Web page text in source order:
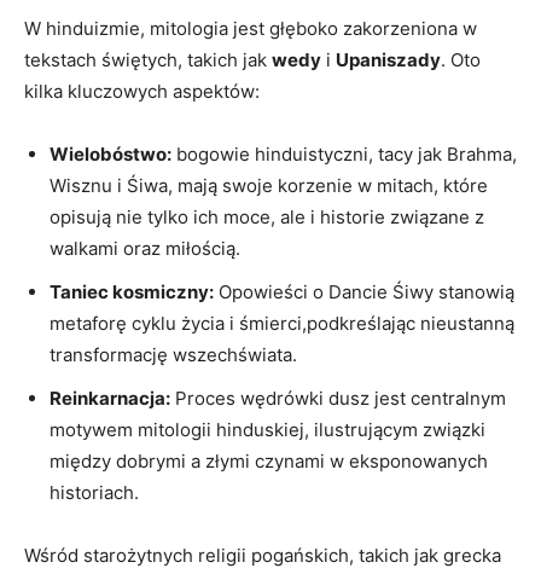
W hinduizmie, mitologia jest głęboko zakorzeniona w
tekstach świętych, takich jak wedy i Upaniszady. Oto
kilka kluczowych aspektów:
Wielobóstwo: bogowie hinduistyczni, tacy jak Brahma,
Wisznu i Śiwa, mają swoje korzenie w mitach, które
opisują nie tylko ich moce, ale i historie związane z
walkami oraz miłością.
Taniec kosmiczny: Opowieści o Dancie Śiwy stanowią
metaforę cyklu życia i śmierci,podkreślając nieustanną
transformację wszechświata.
Reinkarnacja: Proces wędrówki dusz jest centralnym
motywem mitologii hinduskiej, ilustrującym związki
między dobrymi a złymi czynami w eksponowanych
historiach.
Wśród starożytnych religii pogańskich, takich jak grecka